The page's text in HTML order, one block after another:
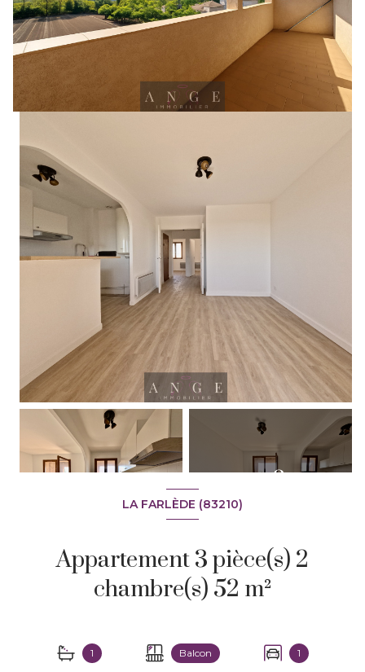
+8
LA FARLÈDE (83210)
Appartement 3 pièce(s) 2
chambre(s) 52 m²
1 Balcon 1